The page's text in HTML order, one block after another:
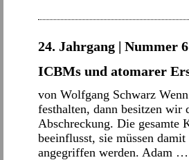
24. Jahrgang | Nummer
ICBMs und atomarer
von Wolfgang Schwarz
festhalten, dann besitzen
Abschreckung. Die gesamte
beeinflusst, sie müssen
angegriffen werden. Adam